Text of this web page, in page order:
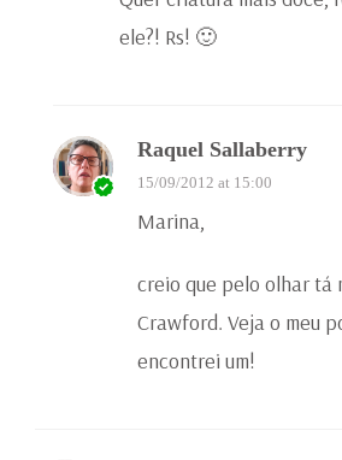
ele?! Rs! 🙂
Raquel Sallaberry
15/09/2012 at 15:00
Marina,
creio que pelo olhar tá
Crawford. Veja o meu
encontrei um!